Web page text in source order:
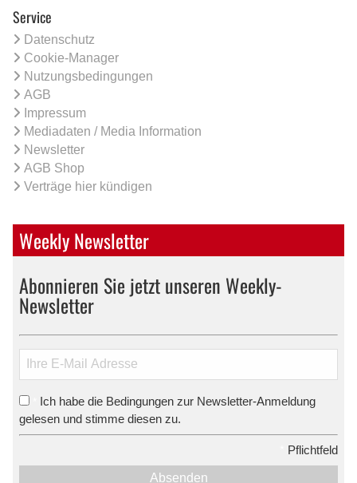
Service
Datenschutz
Cookie-Manager
Nutzungsbedingungen
AGB
Impressum
Mediadaten / Media Information
Newsletter
AGB Shop
Verträge hier kündigen
Weekly Newsletter
Abonnieren Sie jetzt unseren Weekly-
Newsletter
Ich habe die Bedingungen zur Newsletter-Anmeldung
gelesen und stimme diesen zu.
Pflichtfeld
Absenden